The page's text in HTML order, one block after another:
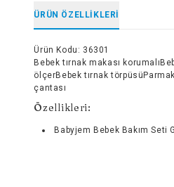
ÜRÜN ÖZELLIKLERI
Ürün Kodu : 36301
Bebek tırnak makası
ölçerBebek tırnak
çantası
Özellikleri:
Babyjem Bebek Bakım Seti